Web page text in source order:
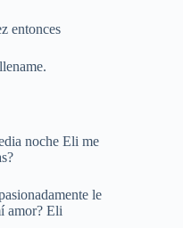
entonces
noche Eli me
le
amor? Eli